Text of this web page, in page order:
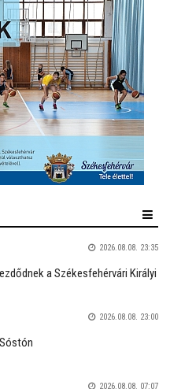
2026.08.08. 23:35
a Székesfehérvári Királyi
2026.08.08. 23:00
2026.08.08. 07:07